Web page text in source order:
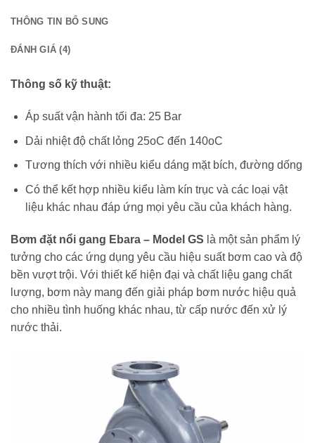
THÔNG TIN BỔ SUNG
ĐÁNH GIÁ (4)
Thông số kỹ thuật:
Áp suất vận hành tối đa: 25 Bar
Dải nhiệt độ chất lỏng 25oC đến 140oC
Tương thích với nhiều kiểu dáng mặt bích, đường dống
Có thể kết hợp nhiều kiểu làm kín trục và các loại vật
liệu khác nhau đáp ứng mọi yêu cầu của khách hàng.
Bơm đặt nổi gang Ebara – Model GS là một sản phẩm lý
tưởng cho các ứng dụng yêu cầu hiệu suất bơm cao và độ
bền vượt trội. Với thiết kế hiện đại và chất liệu gang chất
lượng, bơm này mang đến giải pháp bơm nước hiệu quả
cho nhiều tình huống khác nhau, từ cấp nước đến xử lý
nước thải.